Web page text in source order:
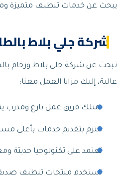
يبحث عن خدمات تنظيف متميزة
شركة جلي بلاط
تبحث عن شركة جلي بلاط ورخام
عالية، إليك مزايا العمل معنا:
نمتلك فريق عمل بارع ومدرب
نلتزم بتقديم خدمات بأعلى
نعتمد على تكنولوجيا حديثة
نستخدم منتجات تنظيف صديقة